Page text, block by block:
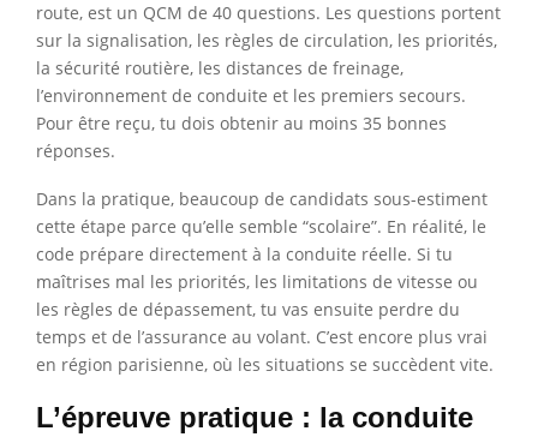
route, est un QCM de 40 questions. Les questions portent
sur la signalisation, les règles de circulation, les priorités,
la sécurité routière, les distances de freinage,
l’environnement de conduite et les premiers secours.
Pour être reçu, tu dois obtenir au moins 35 bonnes
réponses.
Dans la pratique, beaucoup de candidats sous-estiment
cette étape parce qu’elle semble “scolaire”. En réalité, le
code prépare directement à la conduite réelle. Si tu
maîtrises mal les priorités, les limitations de vitesse ou
les règles de dépassement, tu vas ensuite perdre du
temps et de l’assurance au volant. C’est encore plus vrai
en région parisienne, où les situations se succèdent vite.
L’épreuve pratique : la conduite